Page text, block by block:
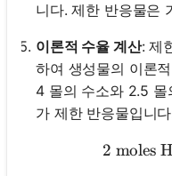
니다. 제한 반응물은
이론적 수율 계산: 제
하여 생성물의 이론
4 몰의 수소와 2.5 몰
가 제한 반응물입니
2 moles H